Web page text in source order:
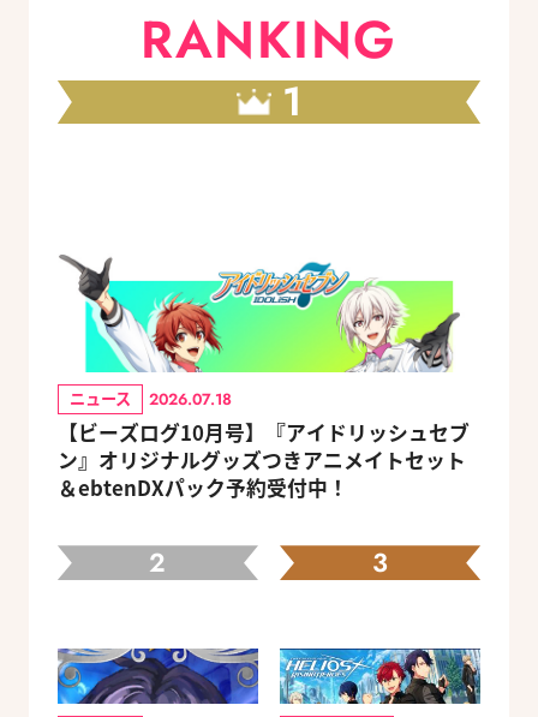
RANKING
1
ニュース 2026.07.18
【ビーズログ10月号】『アイドリッシュセブ
ン』オリジナルグッズつきアニメイトセット
＆ebtenDXパック予約受付中！
2 3